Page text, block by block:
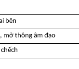
bên
mở thông âm đạo